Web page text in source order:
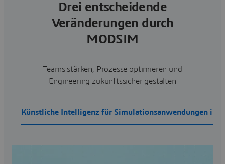
Drei entscheidende
Veränderungen durch
MODSIM
Teams stärken, Prozesse optimieren und
Engineering zukunftssicher gestalten
Künstliche Intelligenz für Simulationsanwendungen im